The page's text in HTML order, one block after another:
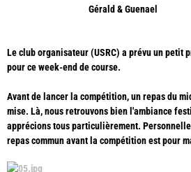
Gérald & Guenael
Le club organisateur (USRC) a prévu un petit
pour ce week-end de course.
Avant de lancer la compétition, un repas du
mise. Là, nous retrouvons bien l'ambiance
apprécions tous particulièrement.
repas commun avant la compétition est pour